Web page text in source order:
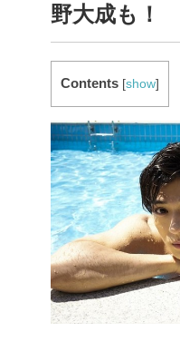
野大成も！
Contents [show]